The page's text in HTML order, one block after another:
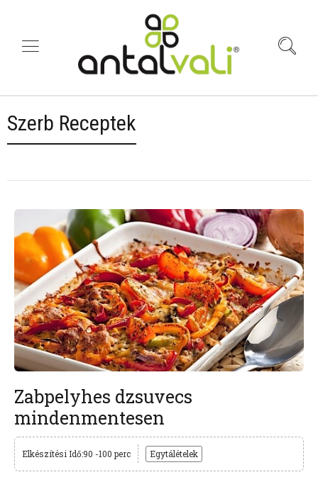
Szerb Receptek
Zabpelyhes dzsuvecs
mindenmentesen
Elkészítési Idő:90 -100 perc Egytálételek